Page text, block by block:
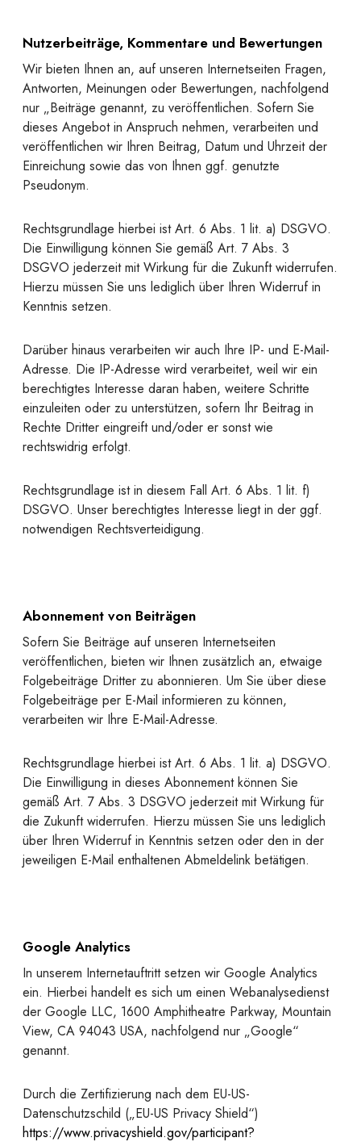
Nutzerbeiträge, Kommentare und Bewertungen
Wir bieten Ihnen an, auf unseren Internetseiten Fragen,
Antworten, Meinungen oder Bewertungen, nachfolgend
nur „Beiträge genannt, zu veröffentlichen. Sofern Sie
dieses Angebot in Anspruch nehmen, verarbeiten und
veröffentlichen wir Ihren Beitrag, Datum und Uhrzeit der
Einreichung sowie das von Ihnen ggf. genutzte
Pseudonym.
Rechtsgrundlage hierbei ist Art. 6 Abs. 1 lit. a) DSGVO.
Die Einwilligung können Sie gemäß Art. 7 Abs. 3
DSGVO jederzeit mit Wirkung für die Zukunft widerrufen.
Hierzu müssen Sie uns lediglich über Ihren Widerruf in
Kenntnis setzen.
Darüber hinaus verarbeiten wir auch Ihre IP- und E-Mail-
Adresse. Die IP-Adresse wird verarbeitet, weil wir ein
berechtigtes Interesse daran haben, weitere Schritte
einzuleiten oder zu unterstützen, sofern Ihr Beitrag in
Rechte Dritter eingreift und/oder er sonst wie
rechtswidrig erfolgt.
Rechtsgrundlage ist in diesem Fall Art. 6 Abs. 1 lit. f)
DSGVO. Unser berechtigtes Interesse liegt in der ggf.
notwendigen Rechtsverteidigung.
Abonnement von Beiträgen
Sofern Sie Beiträge auf unseren Internetseiten
veröffentlichen, bieten wir Ihnen zusätzlich an, etwaige
Folgebeiträge Dritter zu abonnieren. Um Sie über diese
Folgebeiträge per E-Mail informieren zu können,
verarbeiten wir Ihre E-Mail-Adresse.
Rechtsgrundlage hierbei ist Art. 6 Abs. 1 lit. a) DSGVO.
Die Einwilligung in dieses Abonnement können Sie
gemäß Art. 7 Abs. 3 DSGVO jederzeit mit Wirkung für
die Zukunft widerrufen. Hierzu müssen Sie uns lediglich
über Ihren Widerruf in Kenntnis setzen oder den in der
jeweiligen E-Mail enthaltenen Abmeldelink betätigen.
Google Analytics
In unserem Internetauftritt setzen wir Google Analytics
ein. Hierbei handelt es sich um einen Webanalysedienst
der Google LLC, 1600 Amphitheatre Parkway, Mountain
View, CA 94043 USA, nachfolgend nur „Google“
genannt.
Durch die Zertifizierung nach dem EU-US-
Datenschutzschild („EU-US Privacy Shield“)
https://www.privacyshield.gov/participant?